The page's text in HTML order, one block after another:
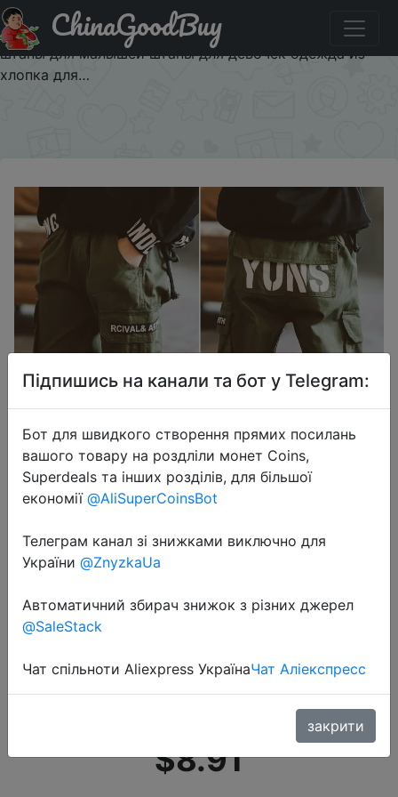
Код на знижку $2/2 2021 детские штаны повседневные
брюки для мальчиков детские штаны повседневные
штаны для малышей штаны для девочек одежда из
хлопка для…
ChinaGoodBuy
2021-01-03
2021 детские штаны
повседневные брюки для
мальчиков детские штаны
малышей штаны для девочек
одежда из хлопка для…
$8.91
Підпишись на канали та бот у Telegram:
Бот для швидкого створення прямих посилань
вашого товару на роздліли монет Coins,
Superdeals та інших розділів, для більшої
економії @AliSuperCoinsBot
Телеграм канал зі знижками виключно для
України @ZnyzkaUa
Автоматичний збирач знижок з різних джерел
@SaleStack
Чат спільноти Aliexpress УкраїнаЧат Аліекспресс
закрити